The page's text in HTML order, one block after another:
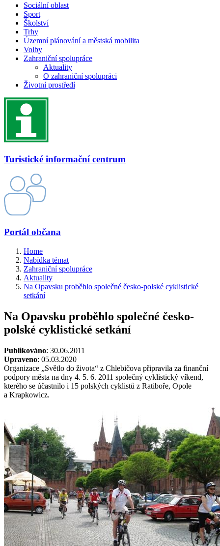
Sociální oblast
Sport
Školství
Trhy
Územní plánování a městská mobilita
Volby
Zahraniční spolupráce
Aktuality
O zahraniční spolupráci
Životní prostředí
Turistické informační centrum
Portál občana
Home
Nabídka témat
Zahraniční spolupráce
Aktuality
Na Opavsku proběhlo společné česko-polské cyklistické
setkání
Na Opavsku proběhlo společné česko-
polské cyklistické setkání
Publikováno: 30.06.2011
Upraveno: 05.03.2020
Organizace „Světlo do života“ z Chlebičova připravila za finanční
podpory města na dny 4. 5. 6. 2011 společný cyklistický víkend,
kterého se účastnilo i 15 polských cyklistů z Ratiboře, Opole
a Krapkowicz.